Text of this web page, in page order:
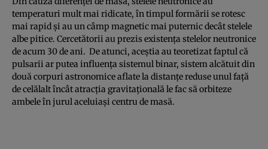
temperaturi mult mai ridicate, în timpul formării se rotesc
mai rapid şi au un câmp magnetic mai puternic decât stelele
albe pitice. Cercetătorii au prezis existenţa stelelor neutronice
de acum 30 de ani. De atunci, aceştia au teoretizat faptul că
pulsarii ar putea influenţa sistemul binar, sistem alcătuit din
două corpuri astronomice aflate la distanţe reduse unul faţă
de celălalt încât atracţia gravitaţională le fac să orbiteze
ambele în jurul aceluiaşi centru de masă.